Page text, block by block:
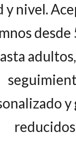
y nivel.
desde
y